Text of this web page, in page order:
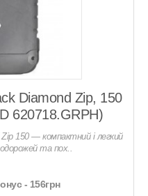
Diamond Zip, 150
620718.GRPH)
150 — компактний і легкий
та пох..
- 156грн